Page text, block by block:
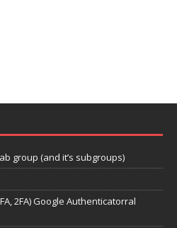
group (and it’s subgroups)
2FA) Google Authenticatorral